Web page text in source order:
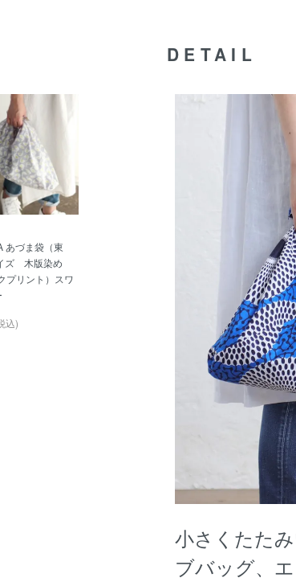
DETAIL
小さくたた
ブバッグ、
あづま袋（東
ズ 木版染め
プリント）スワ
込)